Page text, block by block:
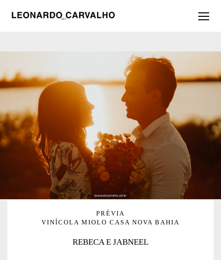
PRÉVIA
VINÍCOLA MIOLO CASA NOVA BAHIA
REBECA E JABNEEL